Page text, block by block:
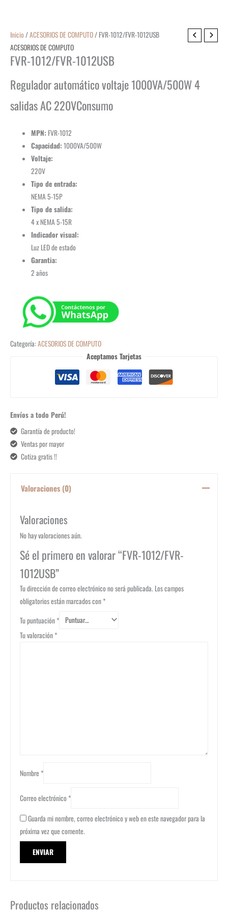
Inicio/ACESORIOS DE COMPUTO/ FVR-1012/FVR-1012USB
ACESORIOS DE COMPUTO
FVR-1012/FVR-1012USB
Regulador automático voltaje 1000VA/500W 4
salidas AC 220VConsumo
MPN: FVR-1012
Capacidad: 1000VA/500W
Voltaje:
220V
Tipo de entrada:
NEMA 5-15P
Tipo de salida:
4 x NEMA 5-15R
Indicador visual:
Luz LED de estado
Garantia:
2 años
Categoría:ACESORIOS DE COMPUTO
Aceptamos Tarjetas
Envíos a todo Perú!
Garantía de producto!
Ventas por mayor
Cotiza gratis !!
Valoraciones (0)
Valoraciones
No hay valoraciones aún.
Sé el primero en valorar “FVR-1012/FVR-
1012USB”
Tu dirección de correo electrónico no será publicada. Los campos
obligatorios están marcados con*
Tu puntuación*
Tu valoración*
Nombre *
Correo electrónico*
Guarda mi nombre, correo electrónico y web en este navegador para la
próxima vez que comente.
Productos relacionados